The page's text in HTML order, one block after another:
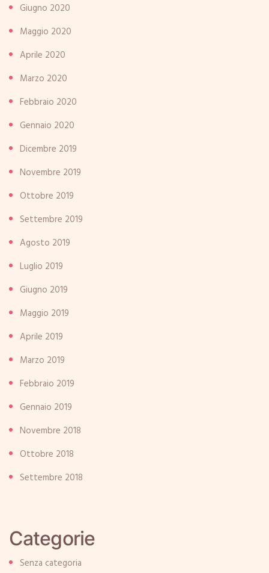
Giugno 2020
Maggio 2020
Aprile 2020
Marzo 2020
Febbraio 2020
Gennaio 2020
Dicembre 2019
Novembre 2019
Ottobre 2019
Settembre 2019
Agosto 2019
Luglio 2019
Giugno 2019
Maggio 2019
Aprile 2019
Marzo 2019
Febbraio 2019
Gennaio 2019
Novembre 2018
Ottobre 2018
Settembre 2018
Categorie
Senza categoria